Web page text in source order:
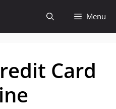
Menu
Card